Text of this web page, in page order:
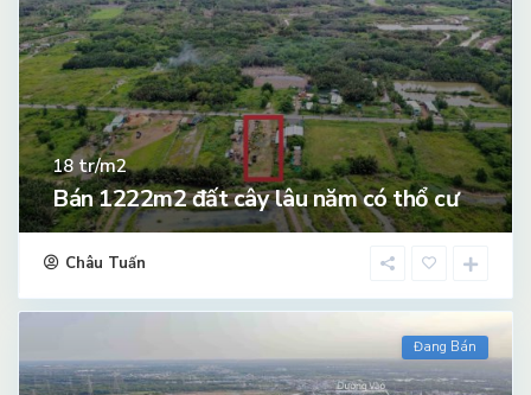
18 tr/m2
Bán 1222m2 đất cây lâu năm có thổ cư
Châu Tuấn
Đang Bán